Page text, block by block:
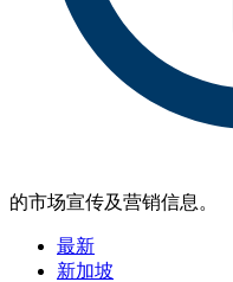
的市场宣传及营销信息。
最新
新加坡